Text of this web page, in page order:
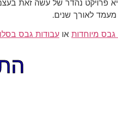
פרויקט נהדר של עשה זאת
מעמד לאורך שנים.
מיוחדות או עבודות גבס